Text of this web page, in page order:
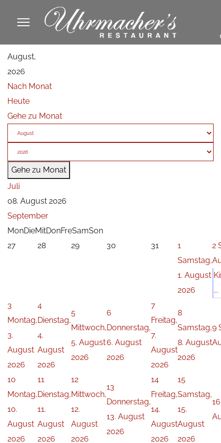
August,
2026
Nach Monat
Heute
Gehe zu Monat
Gehe zu Monat
Juli
08. August 2026
September
MonDieMitDonFreSamSon
27
28 29 30 31
1
Samstag,
1. August
2026
2
...
3
Montag,
3.
August
2026
4
Dienstag,
4.
August
2026
5
Mittwoch,
5. August
2026
6
Donnerstag,
6. August
2026
7
Freitag,
7.
August
2026
8
Samstag,
8. August
2026
9
10
Montag,
10.
August
2026
11
Dienstag,
11.
August
2026
12
Mittwoch,
12.
August
2026
13
Donnerstag,
13. August
2026
14
Freitag,
14.
August
2026
15
Samstag,
15.
August
2026
16